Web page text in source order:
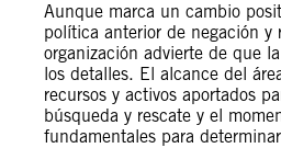
Aunque marca un cambio
política anterior de negación y
organización advierte de que
los detalles. El alcance del
recursos y activos aportados
búsqueda y rescate y el
fundamentales para